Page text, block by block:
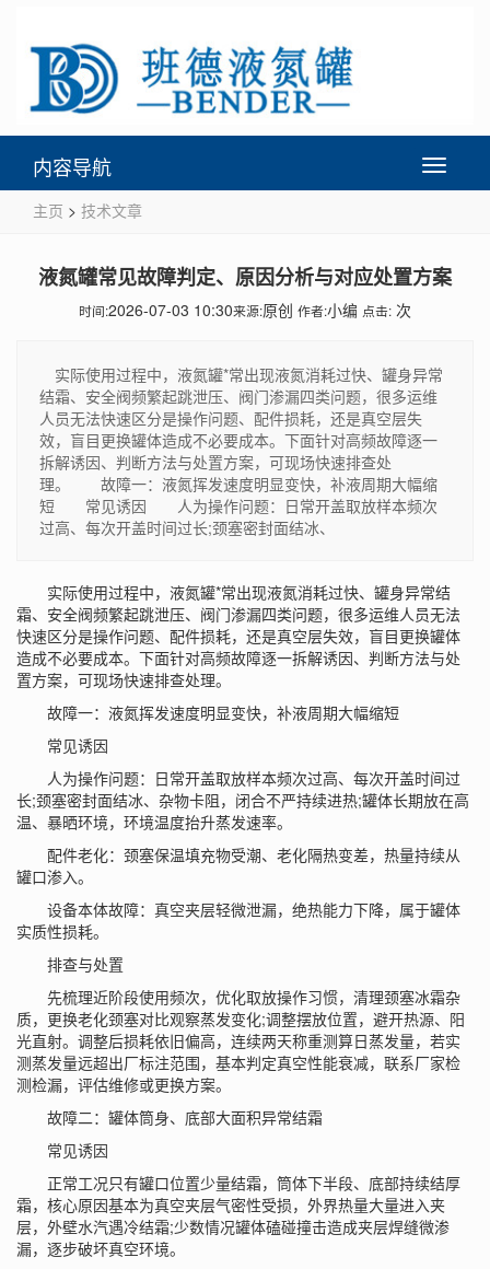
Toggle
内容导航
主页 > 技术文章
液氮罐常见故障判定、原因分析与对应处置方案
时间:2026-07-03 10:30来源:原创 作者:小编 点击: 次
实际使用过程中，液氮罐*常出现液氮消耗过快、罐身异常
结霜、安全阀频繁起跳泄压、阀门渗漏四类问题，很多运维
人员无法快速区分是操作问题、配件损耗，还是真空层失
效，盲目更换罐体造成不必要成本。下面针对高频故障逐一
拆解诱因、判断方法与处置方案，可现场快速排查处
理。 故障一：液氮挥发速度明显变快，补液周期大幅缩
短 常见诱因 人为操作问题：日常开盖取放样本频次
过高、每次开盖时间过长;颈塞密封面结冰、
实际使用过程中，液氮罐*常出现液氮消耗过快、罐身异常结
霜、安全阀频繁起跳泄压、阀门渗漏四类问题，很多运维人员无法
快速区分是操作问题、配件损耗，还是真空层失效，盲目更换罐体
造成不必要成本。下面针对高频故障逐一拆解诱因、判断方法与处
置方案，可现场快速排查处理。
故障一：液氮挥发速度明显变快，补液周期大幅缩短
常见诱因
人为操作问题：日常开盖取放样本频次过高、每次开盖时间过
长;颈塞密封面结冰、杂物卡阻，闭合不严持续进热;罐体长期放在高
温、暴晒环境，环境温度抬升蒸发速率。
配件老化：颈塞保温填充物受潮、老化隔热变差，热量持续从
罐口渗入。
设备本体故障：真空夹层轻微泄漏，绝热能力下降，属于罐体
实质性损耗。
排查与处置
先梳理近阶段使用频次，优化取放操作习惯，清理颈塞冰霜杂
质，更换老化颈塞对比观察蒸发变化;调整摆放位置，避开热源、阳
光直射。调整后损耗依旧偏高，连续两天称重测算日蒸发量，若实
测蒸发量远超出厂标注范围，基本判定真空性能衰减，联系厂家检
测检漏，评估维修或更换方案。
故障二：罐体筒身、底部大面积异常结霜
常见诱因
正常工况只有罐口位置少量结霜，筒体下半段、底部持续结厚
霜，核心原因基本为真空夹层气密性受损，外界热量大量进入夹
层，外壁水汽遇冷结霜;少数情况罐体磕碰撞击造成夹层焊缝微渗
漏，逐步破坏真空环境。